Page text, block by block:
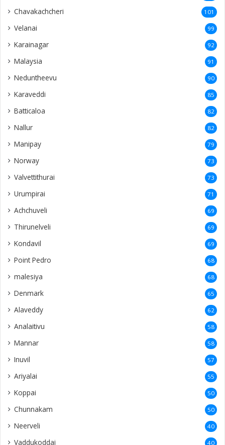
Chavakachcheri 101
Velanai 99
Karainagar 92
Malaysia 91
Neduntheevu 90
Karaveddi 85
Batticaloa 82
Nallur 82
Manipay 79
Norway 73
Valvettithurai 73
Urumpirai 71
Achchuveli 69
Thirunelveli 69
Kondavil 69
Point Pedro 68
malesiya 68
Denmark 65
Alaveddy 62
Analaitivu 58
Mannar 58
Inuvil 57
Ariyalai 55
Koppai 50
Chunnakam 50
Neerveli 40
Vaddukoddai 40